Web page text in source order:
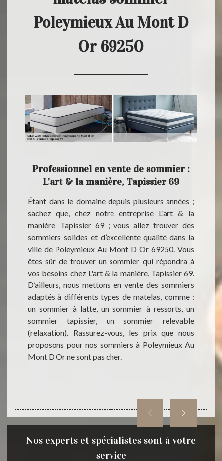
Poleymieux Au Mont D
Or 69250
dans
?
vos
de
et
des
vous
69
Professionnel en vente de sommier :
L'art & la manière, Tapissier 69
Étant dans le domaine depuis plusieurs années ;
sachez que, chez notre entreprise L'art & la
manière, Tapissier 69 ; vous allez trouver des
sommiers solides et d’excellente qualité dans la
ville de Poleymieux Au Mont D Or 69250. Vous
êtes sûr de trouver un sommier qui répondra à
vos besoins chez L'art & la manière, Tapissier 69.
D’ailleurs, nous mettons en vente des sommiers
adaptés à différents types de matelas, comme :
un sommier à latte, un sommier à ressorts, un
sommier tapissier, un sommier relevable
(relaxation). Rassurez-vous, les prix que nous
proposons pour nos sommiers à Poleymieux Au
Mont D Or ne sont pas cher.
est
fait,
Nos experts et spécialistes sont à votre
service